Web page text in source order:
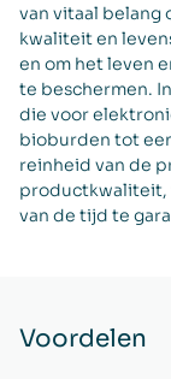
van vitaal belang
kwaliteit en
en om het leven
te beschermen.
die voor
bioburden tot
reinheid van de
productkwaliteit,
van de tijd te
Voordelen